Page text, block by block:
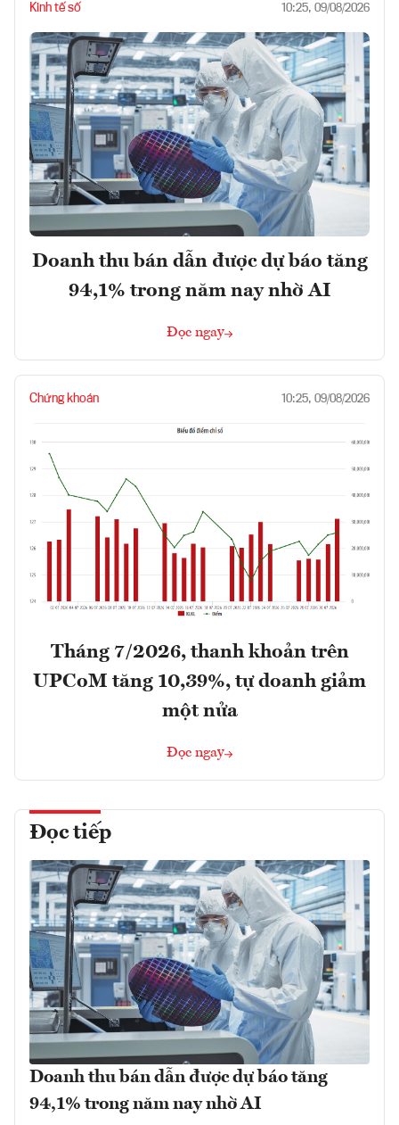
Kinh tế số 10:25, 09/08/2026
Doanh thu bán dẫn được dự báo tăng
94,1% trong năm nay nhờ AI
Đọc ngay
Chứng khoán 10:25, 09/08/2026
Tháng 7/2026, thanh khoản trên
UPCoM tăng 10,39%, tự doanh giảm
một nửa
Đọc ngay
Đọc tiếp
Doanh thu bán dẫn được dự báo tăng
94,1% trong năm nay nhờ AI